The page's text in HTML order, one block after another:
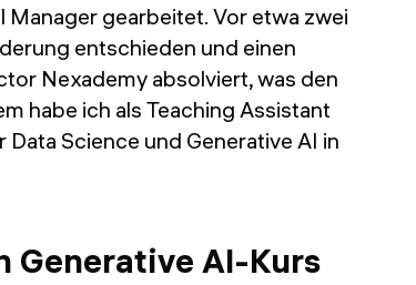
Manager gearbeitet. Vor etwa zwei
entschieden und einen
Nexademy absolviert, was den
habe ich als Teaching Assistant
Science und Generative AI in
Generative AI-Kurs